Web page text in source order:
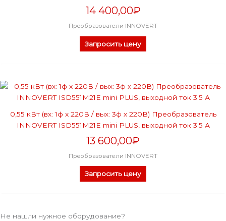
14 400,00₽
Преобразователи INNOVERT
Запросить цену
0,55 кВт (вх: 1ф x 220В / вых: 3ф х 220В) Преобразователь
INNOVERT ISD551M21E mini PLUS, выходной ток 3.5 А
13 600,00₽
Преобразователи INNOVERT
Запросить цену
Не нашли нужное оборудование?